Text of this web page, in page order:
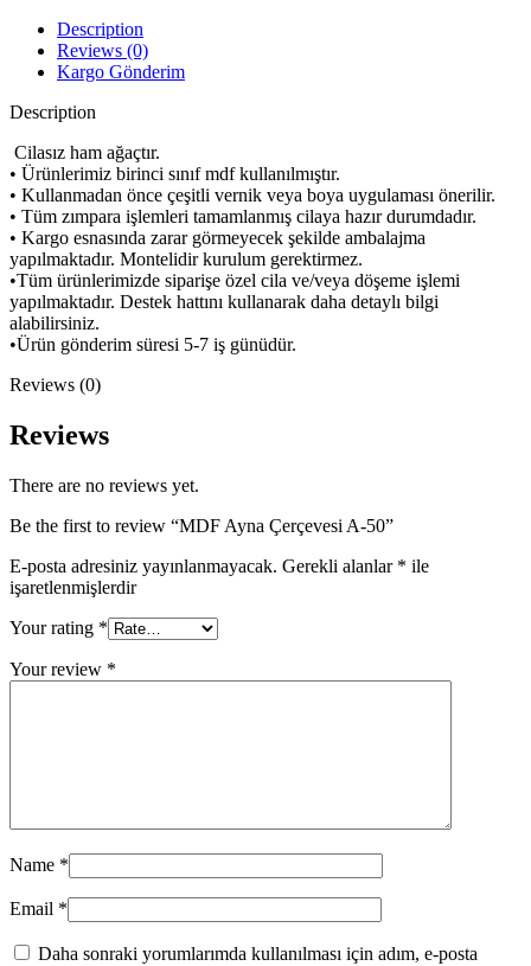
Description
Reviews (0)
Kargo Gönderim
Description
Cilasız ham ağaçtır.
• Ürünlerimiz birinci sınıf mdf kullanılmıştır.
• Kullanmadan önce çeşitli vernik veya boya uygulaması önerilir.
• Tüm zımpara işlemleri tamamlanmış cilaya hazır durumdadır.
• Kargo esnasında zarar görmeyecek şekilde ambalajma
yapılmaktadır. Montelidir kurulum gerektirmez.
•Tüm ürünlerimizde siparişe özel cila ve/veya döşeme işlemi
yapılmaktadır. Destek hattını kullanarak daha detaylı bilgi
alabilirsiniz.
•Ürün gönderim süresi 5-7 iş günüdür.
Reviews (0)
Reviews
There are no reviews yet.
Be the first to review “MDF Ayna Çerçevesi A-50”
E-posta adresiniz yayınlanmayacak. Gerekli alanlar * ile
işaretlenmişlerdir
Your rating *
Your review *
Name *
Email *
Daha sonraki yorumlarımda kullanılması için adım, e-posta